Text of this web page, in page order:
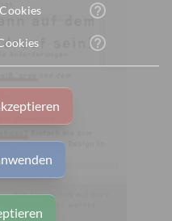
help_outline
help_outline